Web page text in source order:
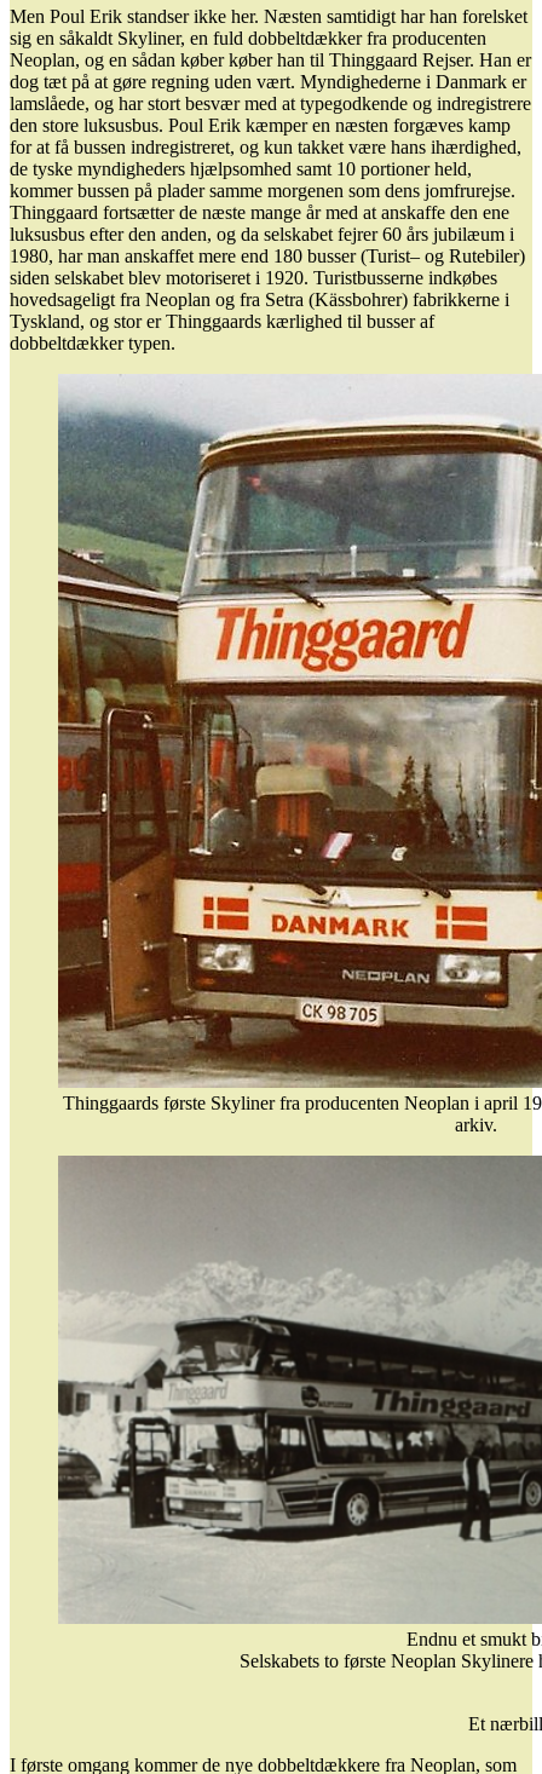
Men Poul Erik standser ikke her. Næsten samtidigt har han forelsket
sig en såkaldt Skyliner, en fuld dobbeltdækker fra producenten
Neoplan, og en sådan køber køber han til Thinggaard Rejser. Han er
dog tæt på at gøre regning uden vært. Myndighederne i Danmark er
lamslåede, og har stort besvær med at typegodkende og indregistrere
den store luksusbus. Poul Erik kæmper en næsten forgæves kamp
for at få bussen indregistreret, og kun takket være hans ihærdighed,
de tyske myndigheders hjælpsomhed samt 10 portioner held,
kommer bussen på plader samme morgenen som dens jomfrurejse.
Thinggaard fortsætter de næste mange år med at anskaffe den ene
luksusbus efter den anden, og da selskabet fejrer 60 års jubilæum i
1980, har man anskaffet mere end 180 busser (Turist– og Rutebiler)
siden selskabet blev motoriseret i 1920. Turistbusserne indkøbes
hovedsageligt fra Neoplan og fra Setra (Kässbohrer) fabrikkerne i
Tyskland, og stor er Thinggaards kærlighed til busser af
dobbeltdækker typen.
Thinggaards første Skyliner fra producenten Neoplan i april
arkiv.
Endnu et smukt
Selskabets to første Neoplan
Et
I første omgang kommer de nye dobbeltdækkere fra Neoplan, som